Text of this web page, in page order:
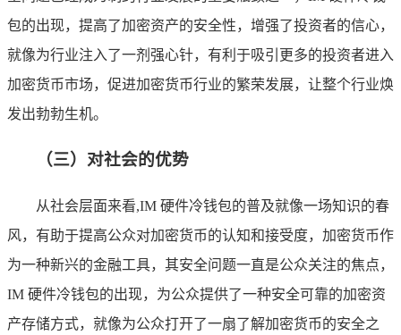
包的出现，提高了加密资产的安全性，增强了投资者的信心，
就像为行业注入了一剂强心针，有利于吸引更多的投资者进入
加密货币市场，促进加密货币行业的繁荣发展，让整个行业焕
发出勃勃生机。
（三）对社会的优势
从社会层面来看,IM 硬件冷钱包的普及就像一场知识的春
风，有助于提高公众对加密货币的认知和接受度，加密货币作
为一种新兴的金融工具，其安全问题一直是公众关注的焦点，
IM 硬件冷钱包的出现，为公众提供了一种安全可靠的加密资
产存储方式，就像为公众打开了一扇了解加密货币的安全之